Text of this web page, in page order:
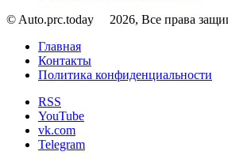
© Auto.prc.today
2026, Все права
Главная
Контакты
Политика конфиденциальности
RSS
YouTube
vk.com
Telegram